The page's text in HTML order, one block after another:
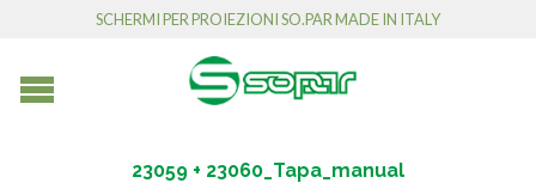
SCHERMI PER PROIEZIONI SO.PAR MADE IN ITALY
23059 + 23060_Tapa_manual